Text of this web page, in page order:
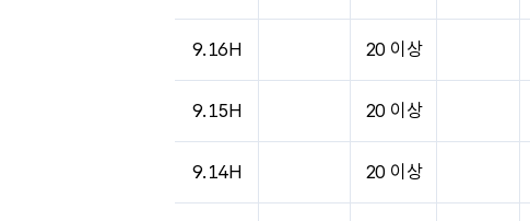
9.16H 20 이상
9.15H 20 이상
9.14H 20 이상